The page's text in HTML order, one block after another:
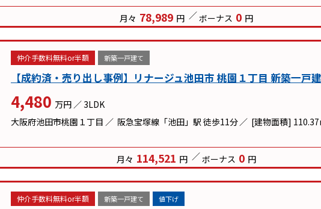
月々 78,989 円 ボーナス 0 円
仲介手数料無料or半額 新築一戸建て
【成約済・売り出し事例】リナージュ池田市 桃園１丁目 新築一戸
4,480 万円 ／3LDK
大阪府池田市桃園１丁目
阪急宝塚線「池田」駅 徒歩11分 [建物面積]
月々 114,521 円 ボーナス 0 円
仲介手数料無料or半額 新築一戸建て 値下げ